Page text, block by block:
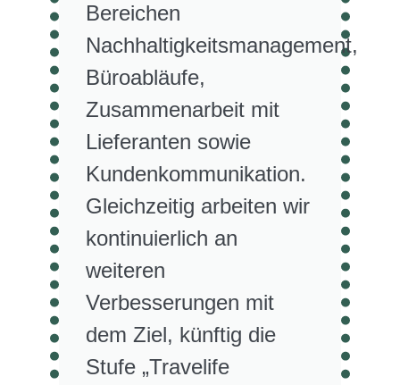
Bereichen
Nachhaltigkeitsmanagement,
Büroabläufe,
Zusammenarbeit mit
Lieferanten sowie
Kundenkommunikation.
Gleichzeitig arbeiten wir
kontinuierlich an
weiteren
Verbesserungen mit
dem Ziel, künftig die
Stufe „Travelife